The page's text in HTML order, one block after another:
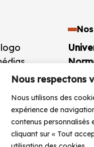
Nous respectons
Nous utilisons des
expérience de
contenus personnalisés
cliquant sur « Tout
25
+33